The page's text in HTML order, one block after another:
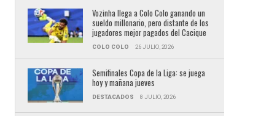
Vozinha llega a Colo Colo ganando un
sueldo millonario, pero distante de los
jugadores mejor pagados del Cacique
COLO COLO 26 JULIO, 2026
Semifinales Copa de la Liga: se juega
hoy y mañana jueves
DESTACADOS 8 JULIO, 2026